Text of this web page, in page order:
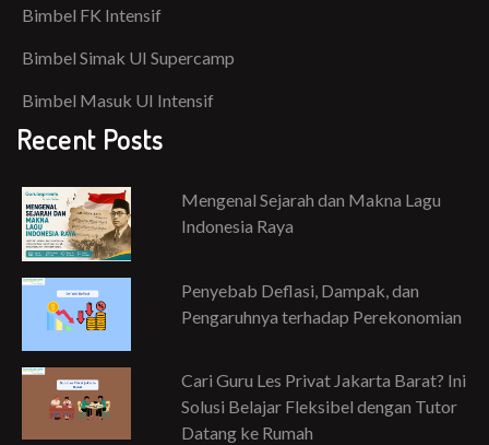
Bimbel FK Intensif
Bimbel Simak UI Supercamp
Bimbel Masuk UI Intensif
Recent Posts
Mengenal Sejarah dan Makna Lagu
Indonesia Raya
Penyebab Deflasi, Dampak, dan
Pengaruhnya terhadap Perekonomian
Cari Guru Les Privat Jakarta Barat? Ini
Solusi Belajar Fleksibel dengan Tutor
Datang ke Rumah